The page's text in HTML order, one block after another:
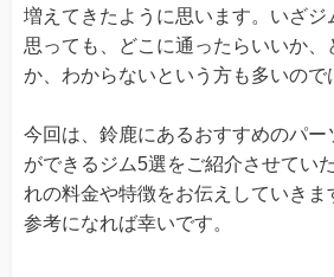
増えてきたように思います。いざジ
思っても、どこに通ったらいいか
か、わからないという方も多いので
今回は、鈴鹿にあるおすすめのパー
ができるジム5選をご紹介させてい
れの料金や特徴をお伝えしていき
参考になれば幸いです。